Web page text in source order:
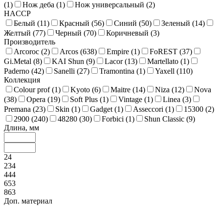
(1) Нож деба (1) Нож универсальный (2)
HACCP
Белый (11) Красный (56) Синий (50) Зеленый (14)
Желтый (77) Черный (70) Коричневый (3)
Производитель
Arcoroc (2) Arcos (638) Empire (1) FoREST (37)
Gi.Metal (8) KAI Shun (9) Lacor (13) Martellato (1)
Paderno (42) Sanelli (27) Tramontina (1) Yaxell (110)
Коллекция
Colour prof (1) Kyoto (6) Maitre (14) Niza (12)
Nova
(38) Opera (19) Soft Plus (1) Vintage (1) Linea (3)
Premana (23) Skin (1) Gadget (1) Asseccori (1) 15300 (2)
2900 (240) 48280 (30) Forbici (1) Shun Classic (9)
Длина, мм
24
234
444
653
863
Доп. материал